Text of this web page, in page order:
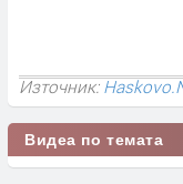
Източник:
Видеа по темата